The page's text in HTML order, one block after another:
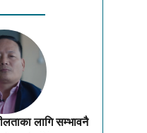
लागि सम्भावनै